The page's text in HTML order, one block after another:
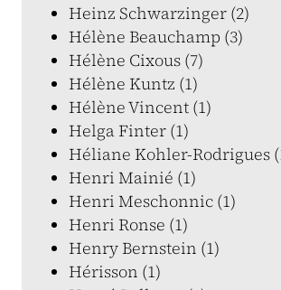
Heinz Schwarzinger (2)
Hélène Beauchamp (3)
Hélène Cixous (7)
Hélène Kuntz (1)
Hélène Vincent (1)
Helga Finter (1)
Héliane Kohler-Rodrigues
Henri Mainié (1)
Henri Meschonnic (1)
Henri Ronse (1)
Henry Bernstein (1)
Hérisson (1)